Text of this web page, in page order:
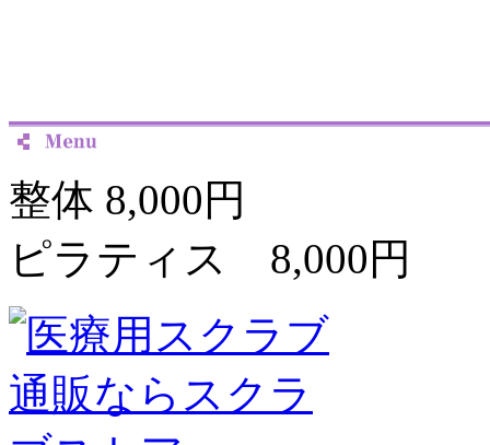
整体 8,000円
ピラティス 8,000円